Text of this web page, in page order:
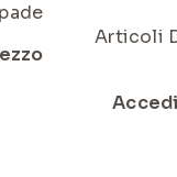
Articoli